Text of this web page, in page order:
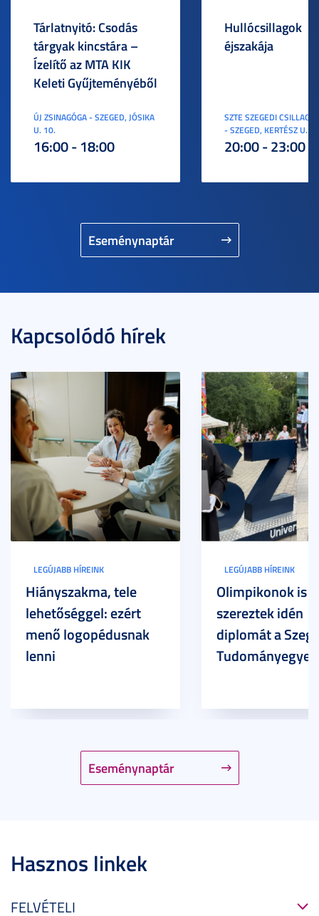
Eseménynaptár
Tárlatnyitó: Csodás
tárgyak kincstára –
Ízelítő az MTA KIK
Keleti Gyűjteményéből
ÚJ ZSINAGÓGA - SZEGED, JÓSIKA
U. 10.
16:00 - 18:00
Hullócsillagok
éjszakája
SZTE SZEGEDI
- SZEGED, KERTÉSZ U. 3.
20:00 - 23:00
Kapcsolódó hírek
Eseménynaptár
LEGÚJABB HÍREINK
Hiányszakma, tele
lehetőséggel: ezért
menő logopédusnak
lenni
LEGÚJABB HÍREINK
Olimpikonok is
szereztek idén
diplomát a
Hasznos linkek
FELVÉTELI